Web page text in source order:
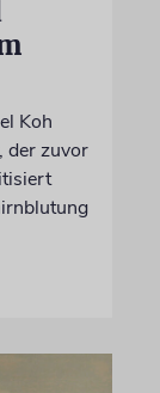
Koh
der zuvor